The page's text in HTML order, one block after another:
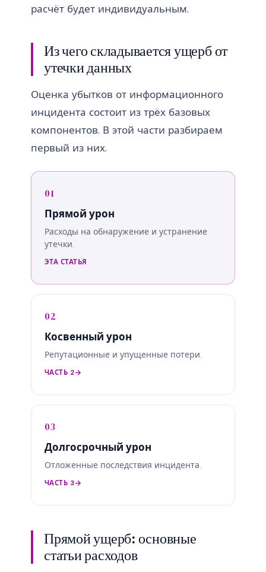
расчёт будет индивидуальным.
Из чего складывается ущерб от
утечки данных
Оценка убытков от информационного
инцидента состоит из трёх базовых
компонентов. В этой части разбираем
первый из них.
01
Прямой урон
Расходы на обнаружение и устранение
утечки.
ЭТА СТАТЬЯ
02
Косвенный урон
Репутационные и упущенные потери.
ЧАСТЬ 2
03
Долгосрочный урон
Отложенные последствия инцидента.
ЧАСТЬ 3
Прямой ущерб: основные
статьи расходов